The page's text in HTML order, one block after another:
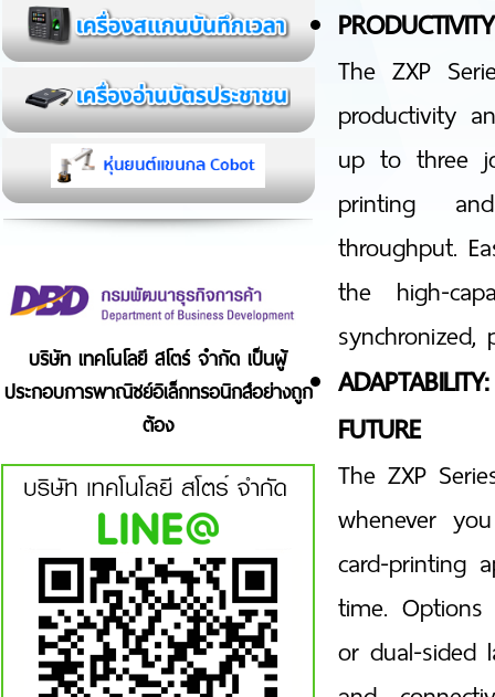
บริษัท เทคโนโลยี สโตร์ จำกัด เป็นผู้
ประกอบการพาณิชย์อิเล็กทรอนิกส์อย่างถูก
ต้อง
The ZXP
productivity
up to three
printing
throughput.
the high-
FUTURE
The ZXP
whenever
card-printing
time.
or dual-sided